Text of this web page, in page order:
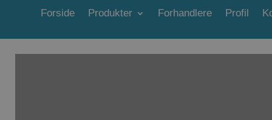
Forside Produkter Forhandlere Profil